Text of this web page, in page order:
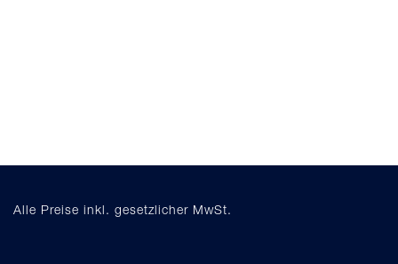
Alle Preise inkl. gesetzlicher MwSt.